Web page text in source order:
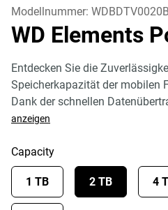
Modellnummer:
WD Elements
Entdecken Sie die
Speicherkapazität der mobilen
Dank der schnellen
anzeigen
Capacity
1 TB 2 TB 4